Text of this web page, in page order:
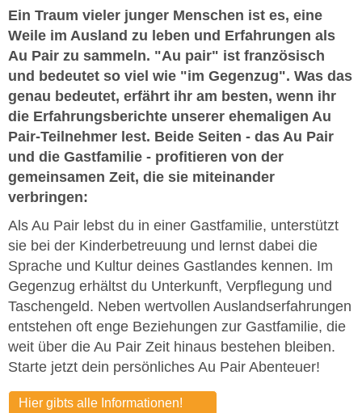
Ein Traum vieler junger Menschen ist es, eine
Weile im Ausland zu leben und Erfahrungen als
Au Pair zu sammeln. "Au pair" ist französisch
und bedeutet so viel wie "im Gegenzug". Was das
genau bedeutet, erfährt ihr am besten, wenn ihr
die Erfahrungsberichte unserer ehemaligen Au
Pair-Teilnehmer lest. Beide Seiten - das Au Pair
und die Gastfamilie - profitieren von der
gemeinsamen Zeit, die sie miteinander
verbringen:
Als Au Pair lebst du in einer Gastfamilie, unterstützt
sie bei der Kinderbetreuung und lernst dabei die
Sprache und Kultur deines Gastlandes kennen. Im
Gegenzug erhältst du Unterkunft, Verpflegung und
Taschengeld. Neben wertvollen Auslandserfahrungen
entstehen oft enge Beziehungen zur Gastfamilie, die
weit über die Au Pair Zeit hinaus bestehen bleiben.
Starte jetzt dein persönliches Au Pair Abenteuer!
Hier gibts alle Informationen!